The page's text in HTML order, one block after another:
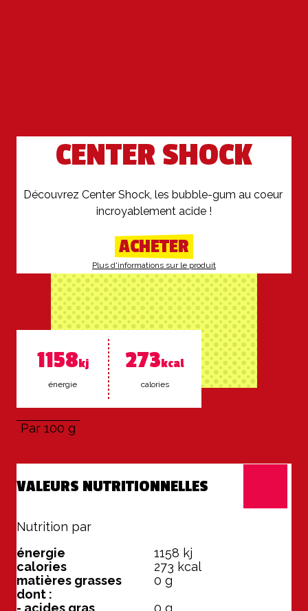
CENTER SHOCK
Découvrez Center Shock, les bubble-gum au coeur
ACHETER
Plus d'informations sur le produit
1158kj
éner­gie
273kcal
ca­lo­ries
Par 100 g
VALEURS NUTRITIONNELLES
Nutrition par
énergie 1158 kj
calories
273 kcal
matières grasses
dont :
0 g
- acides gras
0 g